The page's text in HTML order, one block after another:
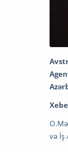
və İş